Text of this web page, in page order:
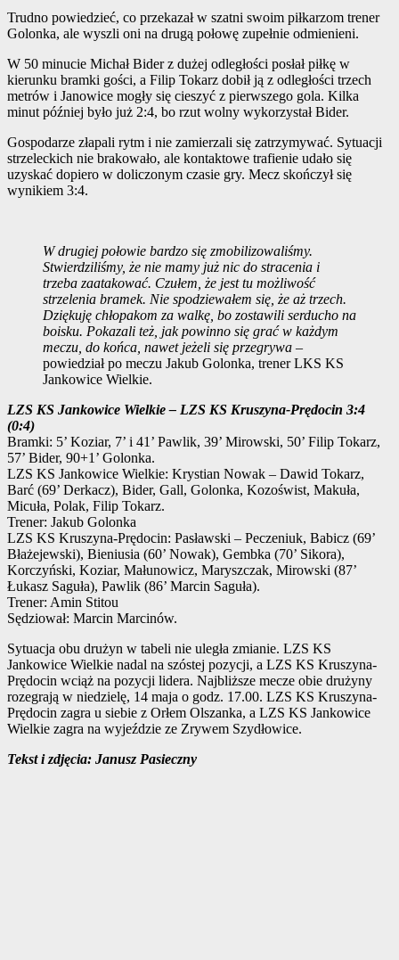
Trudno powiedzieć, co przekazał w szatni swoim piłkarzom trener
Golonka, ale wyszli oni na drugą połowę zupełnie odmienieni.
W 50 minucie Michał Bider z dużej odległości posłał piłkę w
kierunku bramki gości, a Filip Tokarz dobił ją z odległości trzech
metrów i Janowice mogły się cieszyć z pierwszego gola. Kilka
minut później było już 2:4, bo rzut wolny wykorzystał Bider.
Gospodarze złapali rytm i nie zamierzali się zatrzymywać. Sytuacji
strzeleckich nie brakowało, ale kontaktowe trafienie udało się
uzyskać dopiero w doliczonym czasie gry. Mecz skończył się
wynikiem 3:4.
W drugiej połowie bardzo się zmobilizowaliśmy.
Stwierdziliśmy, że nie mamy już nic do stracenia i
trzeba zaatakować. Czułem, że jest tu możliwość
strzelenia bramek. Nie spodziewałem się, że aż trzech.
Dziękuję chłopakom za walkę, bo zostawili serducho na
boisku. Pokazali też, jak powinno się grać w każdym
meczu, do końca, nawet jeżeli się przegrywa –
powiedział po meczu Jakub Golonka, trener LKS KS
Jankowice Wielkie.
LZS KS Jankowice Wielkie – LZS KS Kruszyna-Prędocin 3:4
(0:4)
Bramki: 5’ Koziar, 7’ i 41’ Pawlik, 39’ Mirowski, 50’ Filip Tokarz,
57’ Bider, 90+1’ Golonka.
LZS KS Jankowice Wielkie: Krystian Nowak – Dawid Tokarz,
Barć (69’ Derkacz), Bider, Gall, Golonka, Kozoświst, Makuła,
Micuła, Polak, Filip Tokarz.
Trener: Jakub Golonka
LZS KS Kruszyna-Prędocin: Pasławski – Peczeniuk, Babicz (69’
Błażejewski), Bieniusia (60’ Nowak), Gembka (70’ Sikora),
Korczyński, Koziar, Małunowicz, Maryszczak, Mirowski (87’
Łukasz Saguła), Pawlik (86’ Marcin Saguła).
Trener: Amin Stitou
Sędziował: Marcin Marcinów.
Sytuacja obu drużyn w tabeli nie uległa zmianie. LZS KS
Jankowice Wielkie nadal na szóstej pozycji, a LZS KS Kruszyna-
Prędocin wciąż na pozycji lidera. Najbliższe mecze obie drużyny
rozegrają w niedzielę, 14 maja o godz. 17.00. LZS KS Kruszyna-
Prędocin zagra u siebie z Orłem Olszanka, a LZS KS Jankowice
Wielkie zagra na wyjeździe ze Zrywem Szydłowice.
Tekst i zdjęcia: Janusz Pasieczny